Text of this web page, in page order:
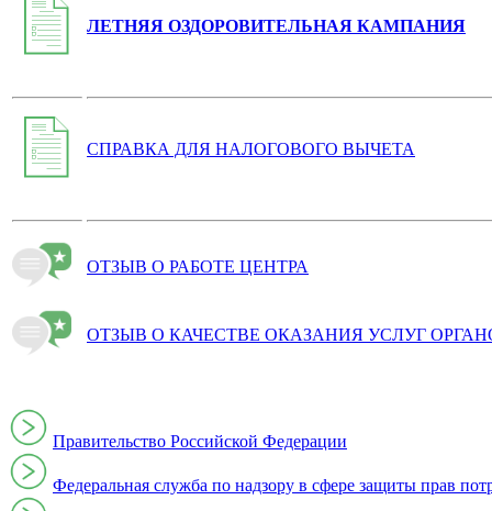
ЛЕТНЯЯ ОЗДОРОВИТЕЛЬНАЯ КАМПАНИЯ
СПРАВКА ДЛЯ НАЛОГОВОГО ВЫЧЕТА
ОТЗЫВ О РАБОТЕ ЦЕНТРА
ОТЗЫВ О КАЧЕСТВЕ ОКАЗАНИЯ УСЛУГ
Правительство Российской Федерации
Федеральная служба по надзору в сфере защиты прав